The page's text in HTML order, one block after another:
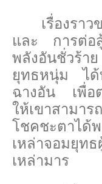
เรื่องรา
และ การต่อ
พลังอันชั่วร้า
ยุทธหนุ่ม ได้
ฉางอัน เพื่อ
ให้เขาสามา
โชคชะตาได้
เหล่าจอมยุท
เหล่ามาร